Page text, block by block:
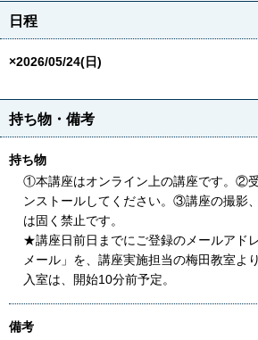
日程
×2026/05/24(日)
持ち物・備考
持ち物
①本講座はオンライン上の講座です。②
ンストールしてください。③講座の撮影
は固く禁止です。
★講座日前日までにご登録のメールアド
メール」を、講座実施担当の梅田教室よ
入室は、開始10分前予定。
備考